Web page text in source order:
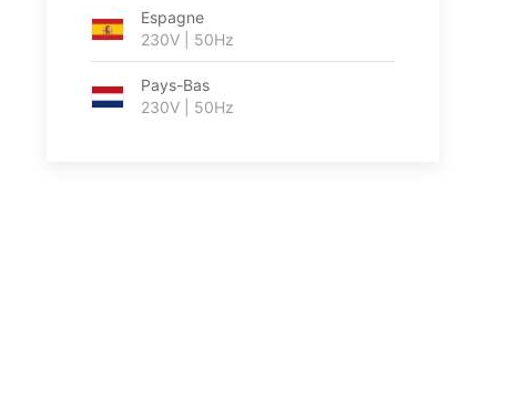
Espagne
230V | 50Hz
Pays-Bas
230V | 50Hz